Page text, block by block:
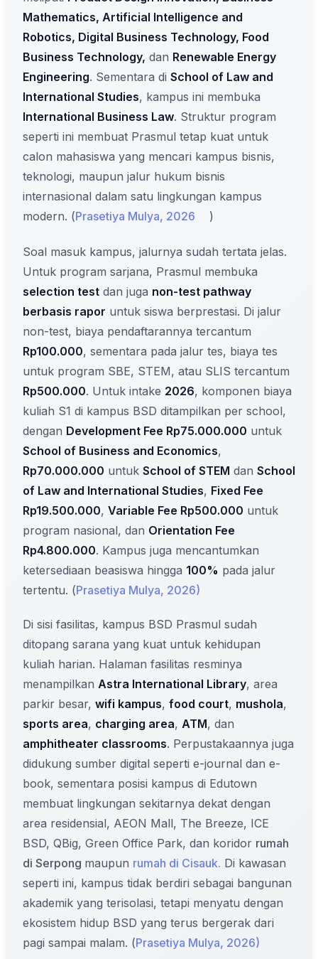
Mathematics, Artificial Intelligence and
Robotics, Digital Business Technology, Food
Business Technology, dan Renewable Energy
Engineering. Sementara di School of Law and
International Studies, kampus ini membuka
International Business Law. Struktur program
seperti ini membuat Prasmul tetap kuat untuk
calon mahasiswa yang mencari kampus bisnis,
teknologi, maupun jalur hukum bisnis
internasional dalam satu lingkungan kampus
modern. (Prasetiya Mulya, 2026 )
Soal masuk kampus, jalurnya sudah tertata jelas.
Untuk program sarjana, Prasmul membuka
selection test dan juga non-test pathway
berbasis rapor untuk siswa berprestasi. Di jalur
non-test, biaya pendaftarannya tercantum
Rp100.000, sementara pada jalur tes, biaya tes
untuk program SBE, STEM, atau SLIS tercantum
Rp500.000. Untuk intake 2026, komponen biaya
kuliah S1 di kampus BSD ditampilkan per school,
dengan Development Fee Rp75.000.000 untuk
School of Business and Economics,
Rp70.000.000 untuk School of STEM dan School
of Law and International Studies, Fixed Fee
Rp19.500.000, Variable Fee Rp500.000 untuk
program nasional, dan Orientation Fee
Rp4.800.000. Kampus juga mencantumkan
ketersediaan beasiswa hingga 100% pada jalur
tertentu. (Prasetiya Mulya, 2026)
Di sisi fasilitas, kampus BSD Prasmul sudah
ditopang sarana yang kuat untuk kehidupan
kuliah harian. Halaman fasilitas resminya
menampilkan Astra International Library, area
parkir besar, wifi kampus, food court, mushola,
sports area, charging area, ATM, dan
amphitheater classrooms. Perpustakaannya juga
didukung sumber digital seperti e-journal dan e-
book, sementara posisi kampus di Edutown
membuat lingkungan sekitarnya dekat dengan
area residensial, AEON Mall, The Breeze, ICE
BSD, QBig, Green Office Park, dan koridor rumah
di Serpong maupun rumah di Cisauk. Di kawasan
seperti ini, kampus tidak berdiri sebagai bangunan
akademik yang terisolasi, tetapi menyatu dengan
ekosistem hidup BSD yang terus bergerak dari
pagi sampai malam. (Prasetiya Mulya, 2026)